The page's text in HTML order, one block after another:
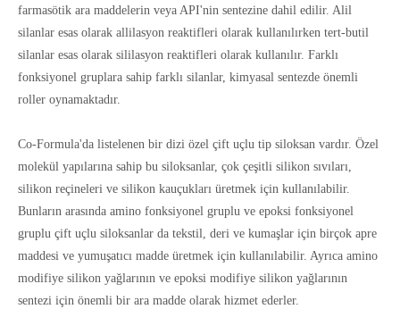
farmasötik ara maddelerin veya API'nin sentezine dahil edilir. Alil
silanlar esas olarak allilasyon reaktifleri olarak kullanılırken tert-butil
silanlar esas olarak sililasyon reaktifleri olarak kullanılır. Farklı
fonksiyonel gruplara sahip farklı silanlar, kimyasal sentezde önemli
roller oynamaktadır.
Co-Formula'da listelenen bir dizi özel çift uçlu tip siloksan vardır. Özel
molekül yapılarına sahip bu siloksanlar, çok çeşitli silikon sıvıları,
silikon reçineleri ve silikon kauçukları üretmek için kullanılabilir.
Bunların arasında amino fonksiyonel gruplu ve epoksi fonksiyonel
gruplu çift uçlu siloksanlar da tekstil, deri ve kumaşlar için birçok apre
maddesi ve yumuşatıcı madde üretmek için kullanılabilir. Ayrıca amino
modifiye silikon yağlarının ve epoksi modifiye silikon yağlarının
sentezi için önemli bir ara madde olarak hizmet ederler.